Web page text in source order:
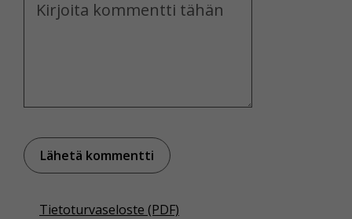
Tietoturvaseloste (PDF)
Voit valita, hyväksytkö näiden evästeiden käytön.